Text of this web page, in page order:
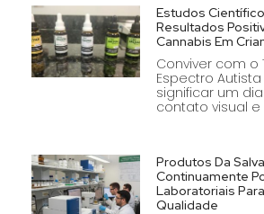
Estudos
Resultados
Cannabis Em
Conviver com o
Espectro Autista
significar um
contato visual
Produtos Da
Continuamente
Laboratoriais
Qualidade